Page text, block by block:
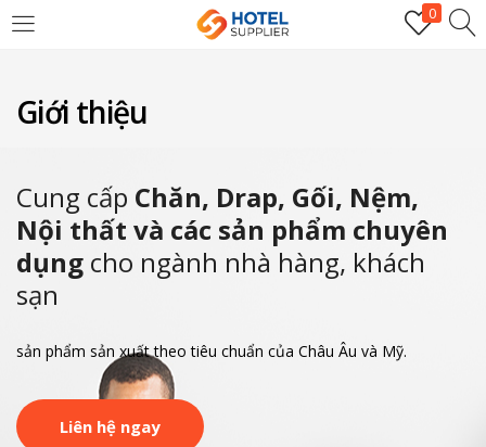
0
Enter your username and password to login.
Remember me
Login
Lost password?
Giới thiệu
Cung cấp Chăn, Drap, Gối, Nệm,
Nội thất và các sản phẩm chuyên
dụng cho ngành nhà hàng, khách
sạn
sản phẩm sản xuất theo tiêu chuẩn của Châu Âu và Mỹ.
Liên hệ ngay